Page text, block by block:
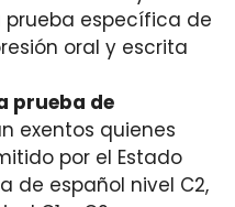
específica de
oral y escrita
prueba de
exentos quienes
por el Estado
de español nivel C2,